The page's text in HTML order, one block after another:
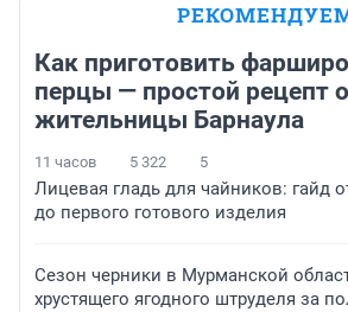
Как приготовить
перцы — простой рецепт
жительницы Барнаула
11 часов 5 322 5
Лицевая гладь для чайников: гайд
до первого готового изделия
Сезон черники в Мурманской
хрустящего ягодного штруделя за